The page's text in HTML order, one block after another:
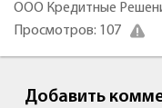
ООО Кредитные
Просмотров: 107
Добавить